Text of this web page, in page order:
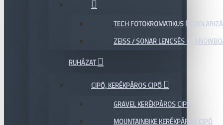
TECH FOTOKROMATIKUS ÉS
ZEISS / SONAR LENCSÉS SÍ,
RUHÁZAT
CIPŐ, KERÉKPÁROS CIPŐ
GRAVEL KERÉKPÁROS CIPŐ
MOUNTAINBIKE KERÉKPÁROS CIPŐ